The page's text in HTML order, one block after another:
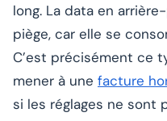
long. La data en
piège, car elle se
C’est précisément ce
mener à une facture
si les réglages ne sont